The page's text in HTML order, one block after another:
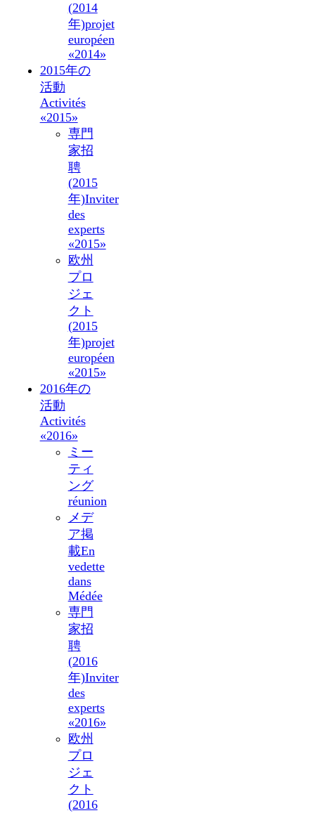
(2014
年)projet
européen
«2014»
2015年の
活動
Activités
«2015»
専門
家招
聘
(2015
年)Inviter
des
experts
«2015»
欧州
プロ
ジェ
クト
(2015
年)projet
européen
«2015»
2016年の
活動
Activités
«2016»
ミー
ティ
ング
réunion
メデ
ア掲
載En
vedette
dans
Médée
専門
家招
聘
(2016
年)Inviter
des
experts
«2016»
欧州
プロ
ジェ
クト
(2016